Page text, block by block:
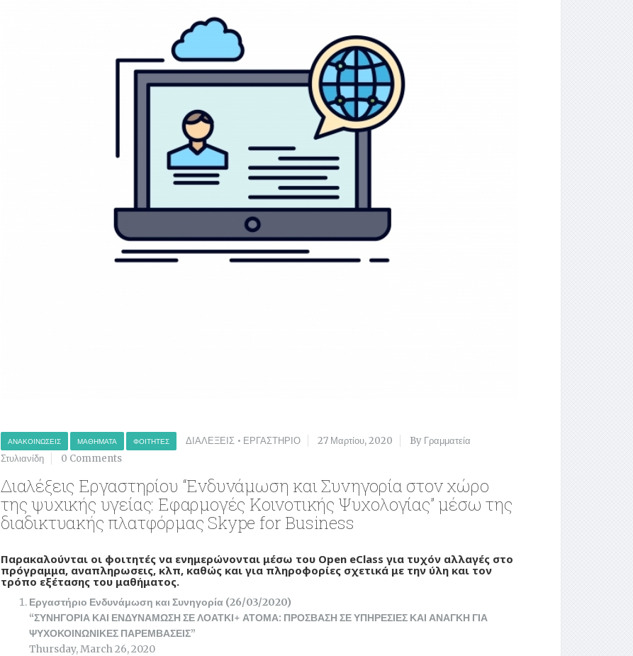
ΑΝΑΚΟΙΝΏΣΕΙΣ ΜΑΘΉΜΑΤΑ ΦΟΙΤΗΤΈΣ ΔΙΑΛΕΞΕΙΣ • ΕΡΓΑΣΤΗΡΙΟ 27 Μαρτίου, 2020
By Γραμματεία
Στυλιανίδη
0 Comments
Διαλέξεις Εργαστηρίου “Ενδυνάμωση και Συνηγορία στον χώρο
της ψυχικής υγείας: Εφαρμογές Κοινοτικής Ψυχολογίας” μέσω της
διαδικτυακής πλατφόρμας Skype for Business
Παρακαλούνται οι φοιτητές να ενημερώνονται μέσω του Open eClass για τυχόν αλλαγές στο
πρόγραμμα, αναπληρωσεις, κλπ, καθώς και για πληροφορίες σχετικά με την ύλη και τον
τρόπο εξέτασης του μαθήματος.
Εργαστήριο Ενδυνάμωση και Συνηγορία (26/03/2020)
“ΣΥΝΗΓΟΡΙΑ ΚΑΙ ΕΝΔΥΝΑΜΩΣΗ ΣΕ ΛΟΑΤΚΙ+ ΑΤΟΜΑ: ΠΡΟΣΒΑΣΗ ΣΕ ΥΠΗΡΕΣΙΕΣ ΚΑΙ ΑΝΑΓΚΗ ΓΙΑ
ΨΥΧΟΚΟΙΝΩΝΙΚΕΣ ΠΑΡΕΜΒΑΣΕΙΣ”
Thursday, March 26, 2020